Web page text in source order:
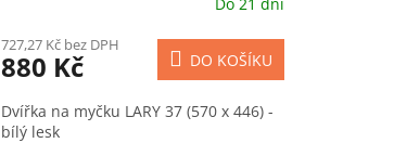
Do 21 dní
727,27 Kč bez DPH
880 Kč DO KOŠÍKU
Dvířka na myčku LARY 37 (570 x 446) -
bílý lesk